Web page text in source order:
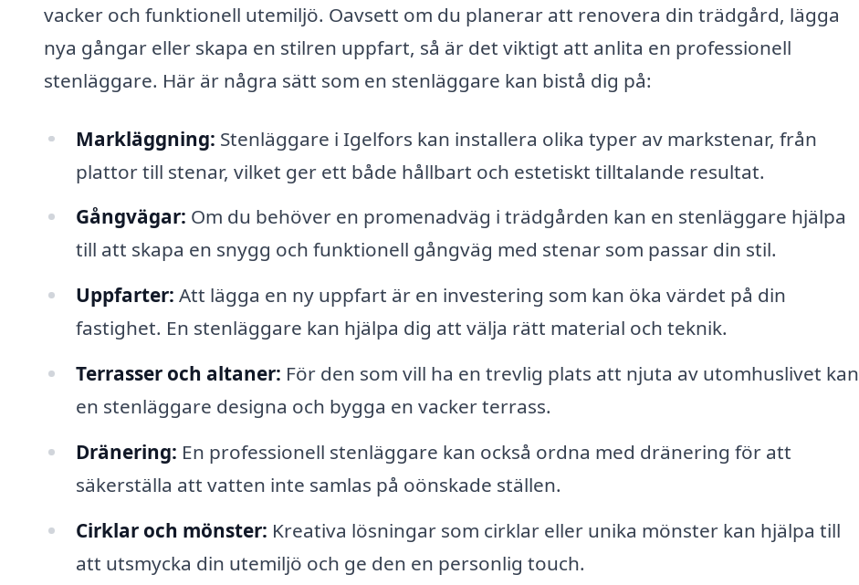
vacker och funktionell utemiljö. Oavsett om du planerar att renovera din trädgård, lägga
nya gångar eller skapa en stilren uppfart, så är det viktigt att anlita en professionell
stenläggare. Här är några sätt som en stenläggare kan bistå dig på:
Markläggning: Stenläggare i Igelfors kan installera olika typer av markstenar, från
plattor till stenar, vilket ger ett både hållbart och estetiskt tilltalande resultat.
Gångvägar: Om du behöver en promenadväg i trädgården kan en stenläggare hjälpa
till att skapa en snygg och funktionell gångväg med stenar som passar din stil.
Uppfarter: Att lägga en ny uppfart är en investering som kan öka värdet på din
fastighet. En stenläggare kan hjälpa dig att välja rätt material och teknik.
Terrasser och altaner: För den som vill ha en trevlig plats att njuta av utomhuslivet kan
en stenläggare designa och bygga en vacker terrass.
Dränering: En professionell stenläggare kan också ordna med dränering för att
säkerställa att vatten inte samlas på oönskade ställen.
Cirklar och mönster: Kreativa lösningar som cirklar eller unika mönster kan hjälpa till
att utsmycka din utemiljö och ge den en personlig touch.